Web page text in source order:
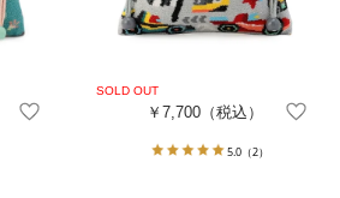
￥7,700（税込）
5.0（2）